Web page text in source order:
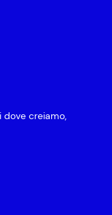
dove creiamo,